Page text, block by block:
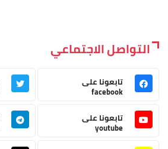
التواصل الاجتماعي
تابعونا على
facebook
تابعونا على
youtube